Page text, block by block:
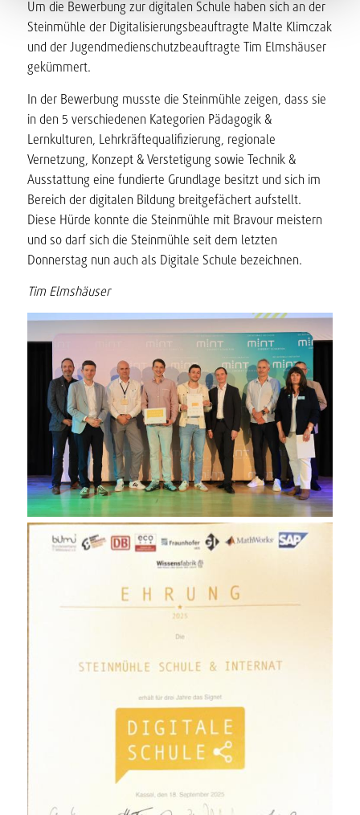
Um die Bewerbung zur digitalen Schule haben sich an der
Steinmühle der Digitalisierungsbeauftragte Malte Klimczak
und der Jugendmedienschutzbeauftragte Tim Elmshäuser
gekümmert.
In der Bewerbung musste die Steinmühle zeigen, dass sie
in den 5 verschiedenen Kategorien Pädagogik &
Lernkulturen, Lehrkräftequalifizierung, regionale
Vernetzung, Konzept & Verstetigung sowie Technik &
Ausstattung eine fundierte Grundlage besitzt und sich im
Bereich der digitalen Bildung breitgefächert aufstellt.
Diese Hürde konnte die Steinmühle mit Bravour meistern
und so darf sich die Steinmühle seit dem letzten
Donnerstag nun auch als Digitale Schule bezeichnen.
Tim Elmshäuser